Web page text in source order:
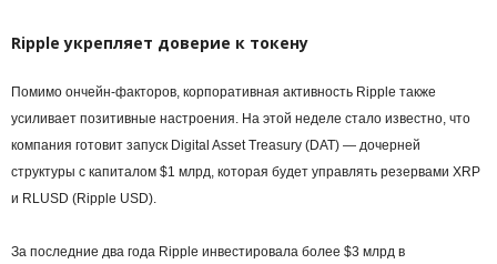
Ripple укрепляет доверие к токену
Помимо ончейн-факторов, корпоративная активность Ripple также
усиливает позитивные настроения. На этой неделе стало известно, что
компания готовит запуск Digital Asset Treasury (DAT) — дочерней
структуры с капиталом $1 млрд, которая будет управлять резервами XRP
и RLUSD (Ripple USD).
За последние два года Ripple инвестировала более $3 млрд в